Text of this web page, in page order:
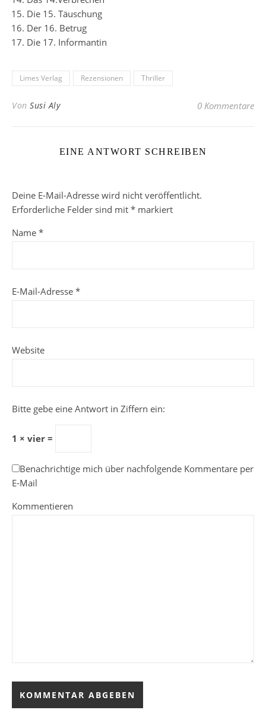
Die 15. Täuschung
Der 16. Betrug
Die 17. Informantin
Limes Verlag Rezensionen Thriller
Von Susi Aly 0 Kommentare
EINE ANTWORT SCHREIBEN
Deine E-Mail-Adresse wird nicht veröffentlicht.
Erforderliche Felder sind mit * markiert
Name *
E-Mail-Adresse *
Website
Bitte gebe eine Antwort in Ziffern ein:
1 × vier =
Benachrichtige mich über nachfolgende Kommentare per
E-Mail
Kommentieren